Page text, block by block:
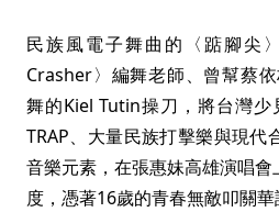
1|6
民族風電子舞曲的〈踮腳尖
Crasher〉編舞老師、曾幫蔡
舞的Kiel Tutin操刀，將台灣少
TRAP、大量民族打擊樂與現代
音樂元素，在張惠妹高雄演唱
度，憑著16歲的青春無敵叩關華